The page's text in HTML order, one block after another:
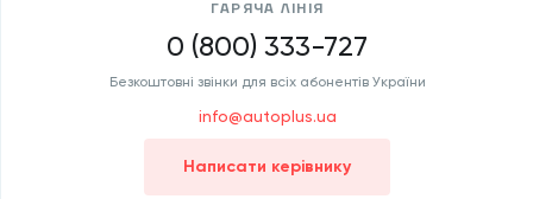
ГАРЯЧА ЛІНІЯ
0 (800) 333-727
Безкоштовні звінки для всіх абонентів України
info@autoplus.ua
Написати керівнику